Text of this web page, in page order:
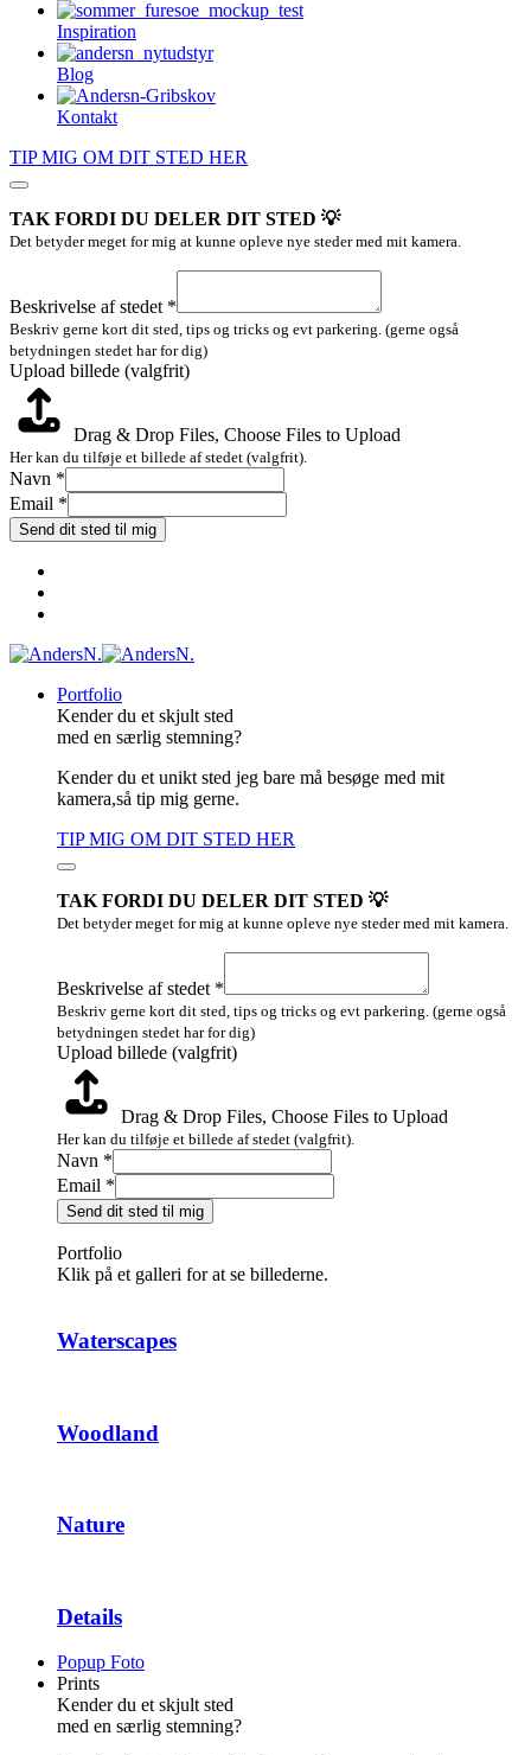
Inspiration
Blog
Kontakt
TIP MIG OM DIT STED HER
TAK FORDI DU DELER DIT STED 💡
Det betyder meget for mig at kunne opleve nye steder med mit kamera.
Beskrivelse
Layout
Beskrivelse af stedet *
Beskriv gerne kort dit sted, tips og tricks og evt parkering. (gerne også
betydningen stedet har for dig)
Upload billede (valgfrit)
Drag & Drop Files, Choose Files to Upload
Her kan du tilføje et billede af stedet (valgfrit).
Navn *
Email *
Send dit sted til mig
Portfolio
Kender du et skjult sted
med en særlig stemning?
Kender du et unikt sted jeg bare må besøge med mit
kamera,så tip mig gerne.
TIP MIG OM DIT STED HER
TAK FORDI DU DELER DIT STED 💡
Det betyder meget for mig at kunne opleve nye steder med mit kamera.
Upload
billede
Beskrivelse af stedet *
Beskriv gerne kort dit sted, tips og tricks og evt parkering. (gerne også
betydningen stedet har for dig)
Upload billede (valgfrit)
Drag & Drop Files, Choose Files to Upload
Her kan du tilføje et billede af stedet (valgfrit).
Navn *
Email *
Send dit sted til mig
Portfolio
Klik på et galleri for at se billederne.
Waterscapes
Woodland
Nature
Details
Popup Foto
Prints
Kender du et skjult sted
med en særlig stemning?